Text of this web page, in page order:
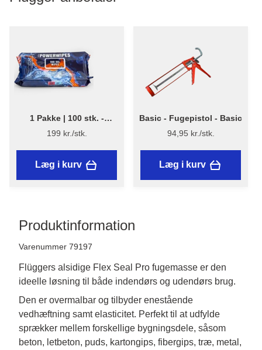
1 Pakke | 100 stk. -
Flügger PowerWipes - 100
stk. renseservietter
199 kr./stk.
Læg i kurv
Basic - Fugepistol - Basic
94,95 kr./stk.
Læg i kurv
Produktinformation
Varenummer 79197
Flüggers alsidige Flex Seal Pro fugemasse er den
ideelle løsning til både indendørs og udendørs brug.
Den er overmalbar og tilbyder enestående
vedhæftning samt elasticitet. Perfekt til at udfylde
sprækker mellem forskellige bygningsdele, såsom
beton, letbeton, puds, kartongips, fibergips, træ, metal,